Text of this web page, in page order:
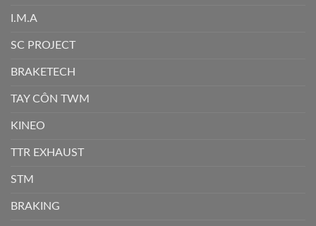
I.M.A
SC PROJECT
BRAKETECH
TAY CÔN TWM
KINEO
TTR EXHAUST
STM
BRAKING